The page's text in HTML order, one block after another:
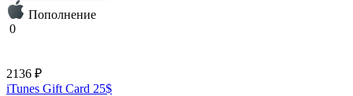
Пополнение
0
2136 ₽
iTunes Gift Card 25$